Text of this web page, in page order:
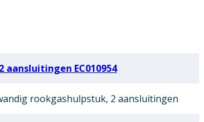
EC010954
rookgashulpstuk, 2 aansluitingen